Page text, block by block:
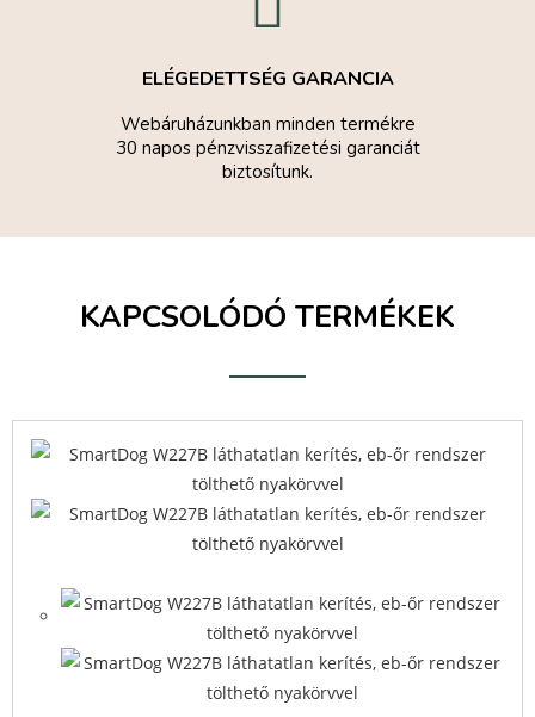
ELÉGEDETTSÉG GARANCIA
Webáruházunkban minden termékre
30 napos pénzvisszafizetési garanciát
biztosítunk.
KAPCSOLÓDÓ TERMÉKEK